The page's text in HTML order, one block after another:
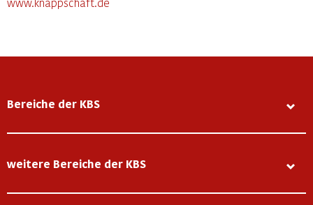
Bereiche der KBS
weitere Bereiche der KBS